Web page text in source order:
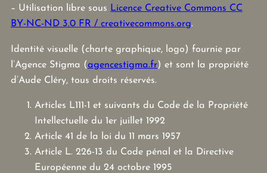
– Utilisation libre sous Licence Creative Commons CC
BY-NC-ND 3.0 FR / creativecommons.org.
Identité visuelle (charte graphique, logo) fournie par
l’Agence Stigma (agencestigma.fr) et sont la propriété
d’Aude Cléry, tous droits réservés.
Articles L111-1 et suivants du Code de la Propriété
Intellectuelle du 1er juillet 1992
Article 41 de la loi du 11 mars 1957
Article L. 226-13 du Code pénal et la Directive
Européenne du 24 octobre 1995